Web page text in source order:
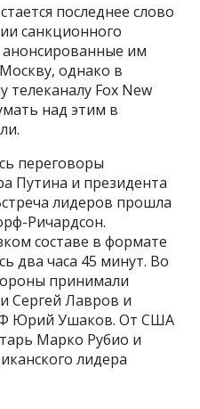
последнее слово
санкционного
им
однако в
Fox New
над этим в
переговоры
Путина и президента
лидеров прошла
Ричардсон.
составе в формате
два часа 45 минут. Во
принимали
Сергей Лавров и
Юрий Ушаков. От США
Марко Рубио и
лидера